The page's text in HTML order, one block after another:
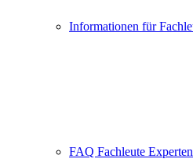
Informationen für
FAQ Fachleute Experten